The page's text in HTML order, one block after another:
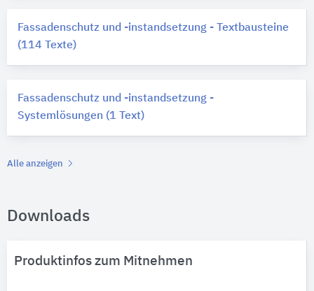
Fassadenschutz und -instandsetzung - Textbausteine
(114 Texte)
Fassadenschutz und -instandsetzung -
Systemlösungen (1 Text)
Alle anzeigen
Downloads
Produktinfos zum Mitnehmen